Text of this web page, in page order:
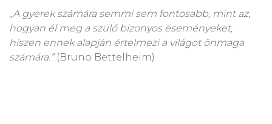
A gyerek számára semmi sem fontosabb, mint az,
hogyan él meg a szülő bizonyos eseményeket,
hiszen ennek alapján értelmezi a világot önmaga
számára.”(Bruno Bettelheim)